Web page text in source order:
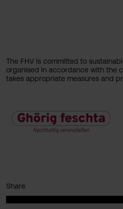
The FHV is committed to
organised in accordance with the
takes appropriate measures and
Share